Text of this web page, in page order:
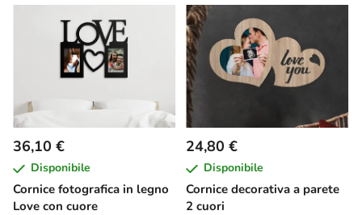
Cornice fotografica in legno
Love con cuore
36,10 €
Disponibile
Cornice decorativa a parete
2 cuori
24,80 €
Disponibile